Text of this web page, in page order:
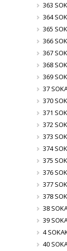
363
364
365
366
367
368
369
37
370
371
372
373
374
375
376
377
378
38
39
4
40